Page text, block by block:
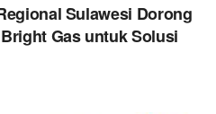
Sulawesi Dorong
Gas untuk Solusi